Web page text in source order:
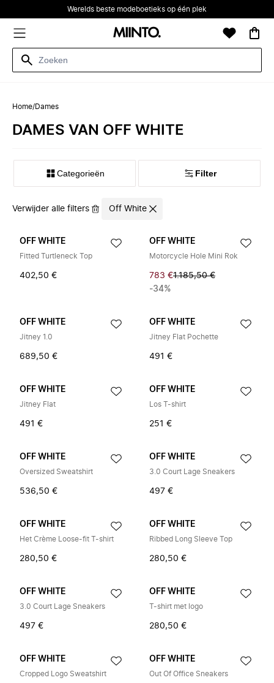
Werelds beste modeboetieks op één plek
Home/Dames
DAMES VAN OFF WHITE
Categorieën Filter
Verwijder alle filters Off White
OFF WHITE
Fitted Turtleneck Top
402,50 €
OFF WHITE
Motorcycle Hole Mini Rok
783 €1.185,50 €
-34%
OFF WHITE
Jitney 1.0
689,50 €
OFF WHITE
Jitney Flat Pochette
491 €
OFF WHITE
Jitney Flat
491 €
OFF WHITE
Los T-shirt
251 €
OFF WHITE
Oversized Sweatshirt
536,50 €
OFF WHITE
3.0 Court Lage Sneakers
497 €
OFF WHITE
Het Crème Loose-fit T-shirt
280,50 €
OFF WHITE
Ribbed Long Sleeve Top
280,50 €
OFF WHITE
3.0 Court Lage Sneakers
497 €
OFF WHITE
T-shirt met logo
280,50 €
OFF WHITE
Cropped Logo Sweatshirt
OFF WHITE
Out Of Office Sneakers